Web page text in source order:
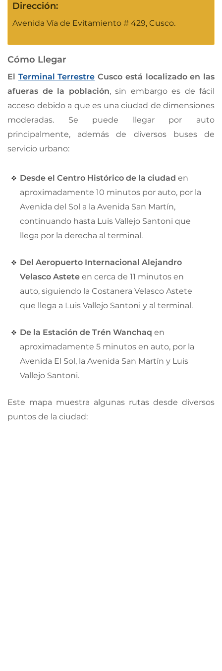
Dirección:
Avenida Vía de Evitamiento # 429, Cusco.
Cómo Llegar
El Terminal Terrestre Cusco está localizado en las
afueras de la población, sin embargo es de fácil
acceso debido a que es una ciudad de dimensiones
moderadas. Se puede llegar por auto
principalmente, además de diversos buses de
servicio urbano:
Desde el Centro Histórico de la ciudad en
aproximadamente 10 minutos por auto, por la
Avenida del Sol a la Avenida San Martín,
continuando hasta Luis Vallejo Santoni que
llega por la derecha al terminal.
Del Aeropuerto Internacional Alejandro
Velasco Astete en cerca de 11 minutos en
auto, siguiendo la Costanera Velasco Astete
que llega a Luis Vallejo Santoni y al terminal.
De la Estación de Trén Wanchaq en
aproximadamente 5 minutos en auto, por la
Avenida El Sol, la Avenida San Martín y Luis
Vallejo Santoni.
Este mapa muestra algunas rutas desde diversos
puntos de la ciudad: